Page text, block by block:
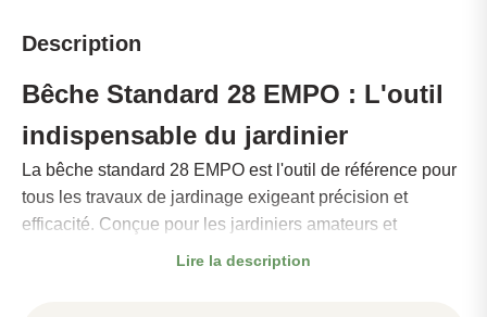
Description
Bêche Standard 28 EMPO : L'outil
indispensable du jardinier
La bêche standard 28 EMPO est l'outil de référence pour
tous les travaux de jardinage exigeant précision et
efficacité. Conçue pour les jardiniers amateurs et
professionnels, cette bêche allie robustesse et
Lire la description